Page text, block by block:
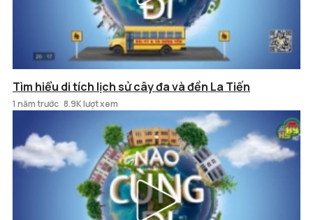
Tìm hiểu di tích lịch sử cây đa và đền La Tiến
1 năm trước 8.9K lượt xem